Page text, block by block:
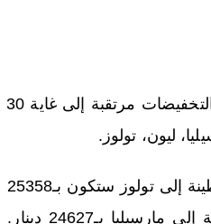
ليون، تولوز.